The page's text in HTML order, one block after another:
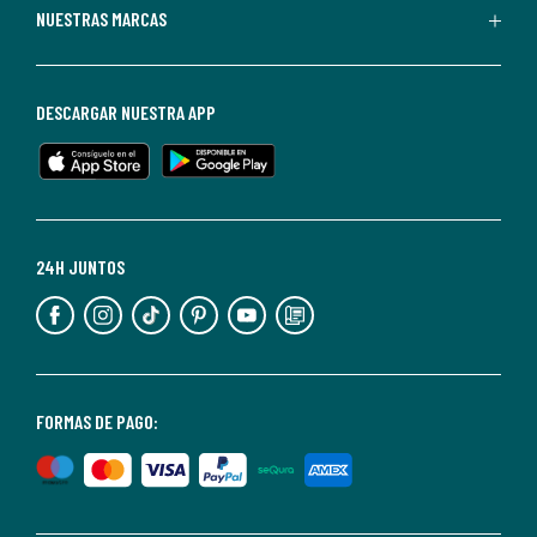
de
en
cualquier
Para
información,
puedes
nuestra
de
privacidad</2>.
NUESTRAS MARCAS
FORMAS DE PAGO:
24H JUNTOS
DESCARGAR NUESTRA APP